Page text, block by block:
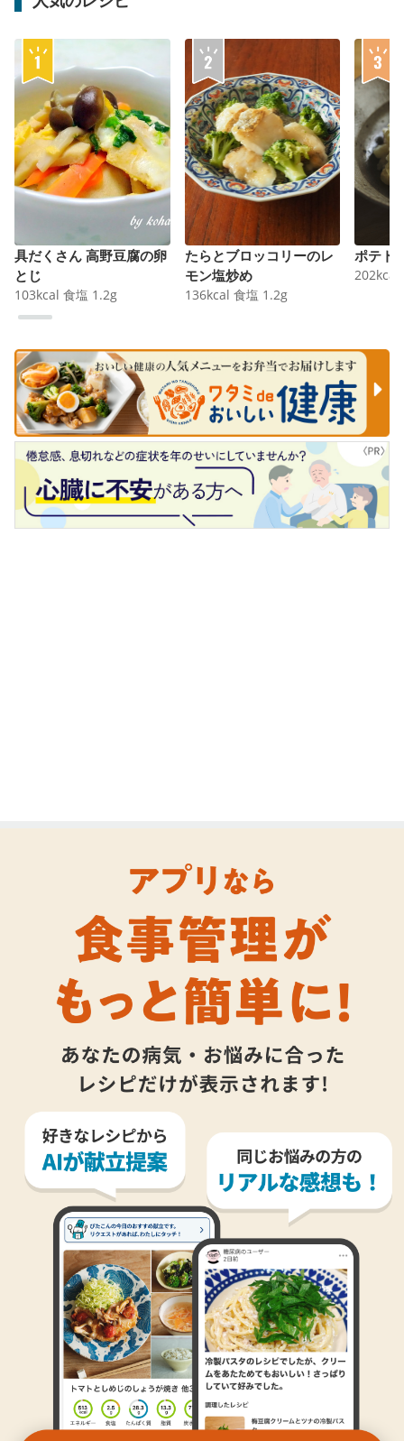
具だくさん 高野豆腐の卵
とじ
103kcal 食塩 1.2g
たらとブロッコリーのレ
モン塩炒め
136kcal 食塩 1.2g
ポテト
202kcal